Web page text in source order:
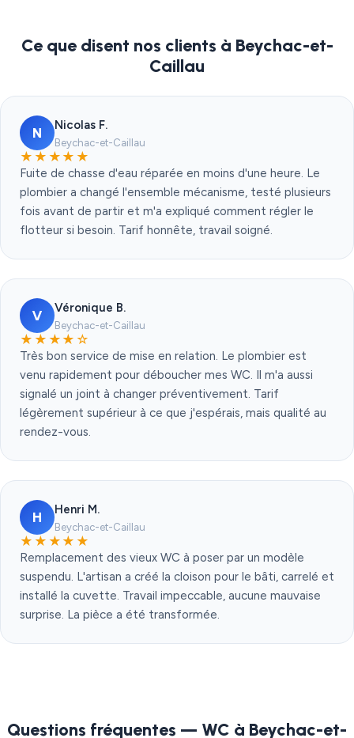
Ce que disent nos clients à Beychac-et-
Caillau
N Nicolas F.
Beychac-et-Caillau
★★★★★
Fuite de chasse d'eau réparée en moins d'une heure. Le
plombier a changé l'ensemble mécanisme, testé plusieurs
fois avant de partir et m'a expliqué comment régler le
flotteur si besoin. Tarif honnête, travail soigné.
V Véronique B.
Beychac-et-Caillau
★★★★☆
Très bon service de mise en relation. Le plombier est
venu rapidement pour déboucher mes WC. Il m'a aussi
signalé un joint à changer préventivement. Tarif
légèrement supérieur à ce que j'espérais, mais qualité au
rendez-vous.
H Henri M.
Beychac-et-Caillau
★★★★★
Remplacement des vieux WC à poser par un modèle
suspendu. L'artisan a créé la cloison pour le bâti, carrelé et
installé la cuvette. Travail impeccable, aucune mauvaise
surprise. La pièce a été transformée.
Questions fréquentes — WC à Beychac-et-